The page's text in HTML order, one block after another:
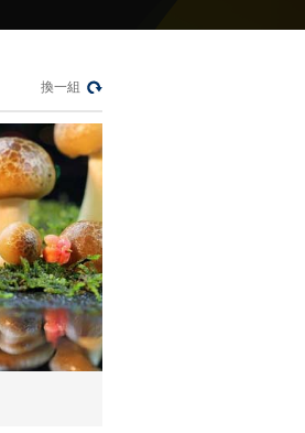
今日關注
U17男足國家隊：未
來可期
足球之夜
麥麵包
健康之路
美國為何盯上中國光
模塊？
今日亞洲
暗語引流？午夜直播
換一組